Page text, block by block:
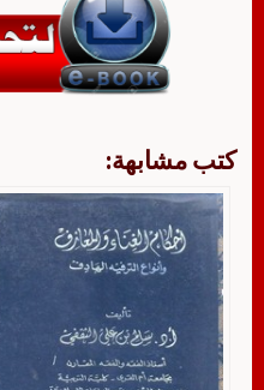
كتب مشابهة: